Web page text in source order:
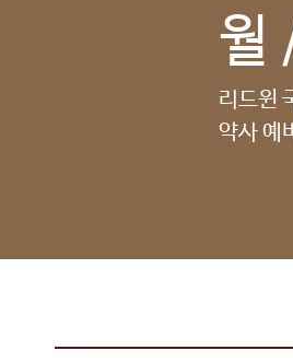
월
리드윈
약사 예